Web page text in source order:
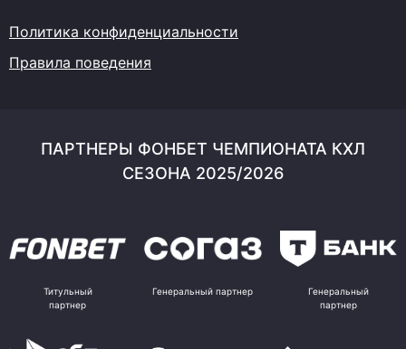
Политика конфиденциальности
Правила поведения
ПАРТНЕРЫ ФОНБЕТ ЧЕМПИОНАТА КХЛ
СЕЗОНА 2025/2026
Титульный
партнер
Генеральный партнер
Генеральный
партнер